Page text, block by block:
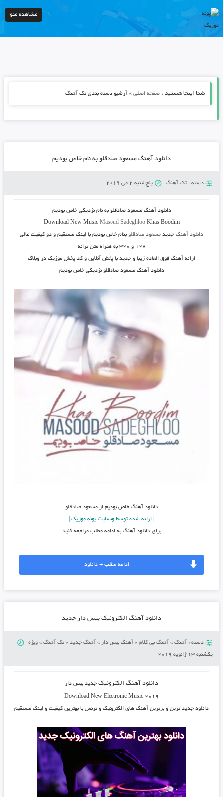
مشاهده منو
شما اینجا هستید : صفحه اصلی» آرشیو دسته بندی تک آهنگ
دانلود آهنگ مسعود صادقلو به نام خاص بودیم
دسته : تک آهنگ پنج‌شنبه 2 می 2019
دانلود آهنگمسعود صادقلو به نام نزدیکی خاص بودیم
Download New Music Masoud SadeghlooKhas Boodim
دانلود آهنگجدید مسعود صادقلو بنام خاص بودیم با لینک مستقیم و دو کیفیت عالی
۱۲۸ و ۳۲۰ به همراه متن ترانه
ارائه آهنگ فوق العاده زیبا و جدید با پخش آنلاین و کد پخش موزیک در وبلاگ
دانلود آهنگ مسعود صادقلو نزدیکی خاص بودیم
دانلود آهنگ خاص بودیم از مسعود صادقلو
—–| ارائه شده توسط وبسایت پونه موزیک |—–
برای دانلود آهنگ به ادامه مطلب مراجعه کنید
ادامه مطلب + دانلود
دانلود آهنگ الکترونیک بیس دار جدید
دسته : آهنگ» آهنگ بی کلام» آهنگ بیس دار » آهنگ جدید» تک آهنگ» ویژه
یکشنبه 13 ژانویه 2019
دانلود آهنگ الکترونیکجدید بیس دار
Download New Electronic Music 2019
دانلود جدید ترین و برترین آهنگ های الکترونیکو ترنس با بهترین کیفیت و لینک مستقیم